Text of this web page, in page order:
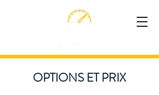
.
.
OPTIONS ET PRIX